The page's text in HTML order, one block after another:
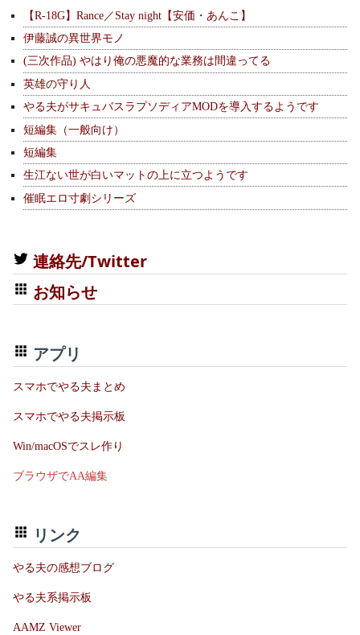
【R-18G】Rance／Stay night【安価・あんこ】
伊藤誠の異世界モノ
(三次作品) やはり俺の悪魔的な業務は間違ってる
英雄の守り人
やる夫がサキュバスラプソディアMODを導入するようです
短編集（一般向け）
短編集
生江ない世が白いマットの上に立つようです
催眠エロ寸劇シリーズ
連絡先/Twitter
お知らせ
アプリ
スマホでやる夫まとめ
スマホでやる夫掲示板
Win/macOSでスレ作り
ブラウザでAA編集
リンク
やる夫の感想ブログ
やる夫系掲示板
AAMZ Viewer